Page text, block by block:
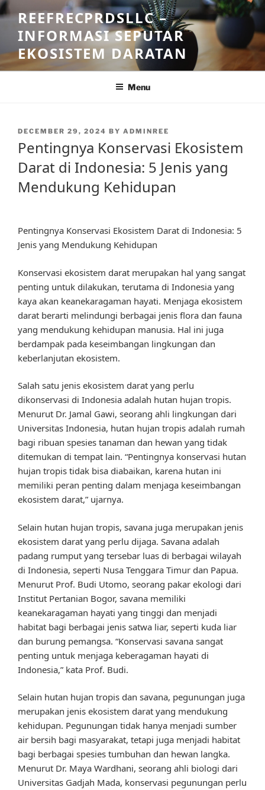
Skip
to
content
REEFRECPRDSLLC –
INFORMASI SEPUTAR
EKOSISTEM DARATAN
Menu
POSTED
DECEMBER 29, 2024 BY ADMINREE
Pentingnya Konservasi Ekosistem
Darat di Indonesia: 5 Jenis yang
Mendukung Kehidupan
Pentingnya Konservasi Ekosistem Darat di Indonesia: 5
Jenis yang Mendukung Kehidupan
Konservasi ekosistem darat merupakan hal yang sangat
penting untuk dilakukan, terutama di Indonesia yang
kaya akan keanekaragaman hayati. Menjaga ekosistem
darat berarti melindungi berbagai jenis flora dan fauna
yang mendukung kehidupan manusia. Hal ini juga
berdampak pada keseimbangan lingkungan dan
keberlanjutan ekosistem.
Salah satu jenis ekosistem darat yang perlu
dikonservasi di Indonesia adalah hutan hujan tropis.
Menurut Dr. Jamal Gawi, seorang ahli lingkungan dari
Universitas Indonesia, hutan hujan tropis adalah rumah
bagi ribuan spesies tanaman dan hewan yang tidak
ditemukan di tempat lain. “Pentingnya konservasi hutan
hujan tropis tidak bisa diabaikan, karena hutan ini
memiliki peran penting dalam menjaga keseimbangan
ekosistem darat,” ujarnya.
Selain hutan hujan tropis, savana juga merupakan jenis
ekosistem darat yang perlu dijaga. Savana adalah
padang rumput yang tersebar luas di berbagai wilayah
di Indonesia, seperti Nusa Tenggara Timur dan Papua.
Menurut Prof. Budi Utomo, seorang pakar ekologi dari
Institut Pertanian Bogor, savana memiliki
keanekaragaman hayati yang tinggi dan menjadi
habitat bagi berbagai jenis satwa liar, seperti kuda liar
dan burung pemangsa. “Konservasi savana sangat
penting untuk menjaga keberagaman hayati di
Indonesia,” kata Prof. Budi.
Selain hutan hujan tropis dan savana, pegunungan juga
merupakan jenis ekosistem darat yang mendukung
kehidupan. Pegunungan tidak hanya menjadi sumber
air bersih bagi masyarakat, tetapi juga menjadi habitat
bagi berbagai spesies tumbuhan dan hewan langka.
Menurut Dr. Maya Wardhani, seorang ahli biologi dari
Universitas Gadjah Mada, konservasi pegunungan perlu